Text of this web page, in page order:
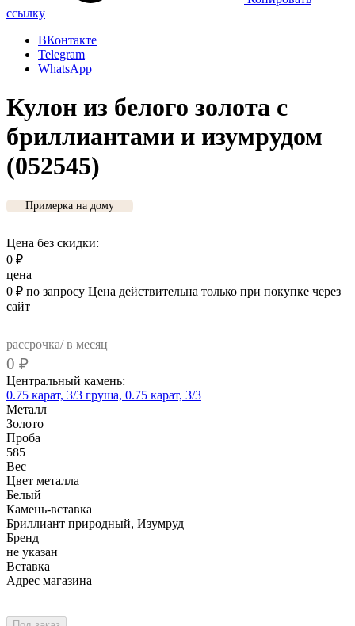
ссылку
ВКонтакте
Telegram
WhatsApp
Кулон из белого золота с
бриллиантами и изумрудом
(052545)
Примерка на дому
Цена без скидки:
0 ₽
цена
0 ₽ по запросу Цена действительна только при покупке через
сайт
рассрочка/ в месяц
0 ₽
Центральный камень:
0.75 карат, 3/3 груша, 0.75 карат, 3/3
Металл
Золото
Проба
585
Вес
Цвет металла
Белый
Камень-вставка
Бриллиант природный, Изумруд
Бренд
не указан
Вcтавка
Адрес магазина